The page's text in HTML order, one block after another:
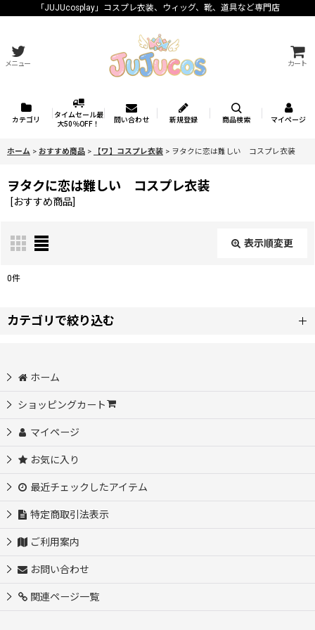
「JUJUcosplay」コスプレ衣装、ウィッグ、靴、道具など専門店
メニュー カート
カテゴリ
タイムセール最
大50％OFF！
問い合わせ 新規登録 商品検索 マイページ
ホーム > おすすめ商品 > 【ワ】コスプレ衣装 > ヲタクに恋は難しい コスプレ衣装
ヲタクに恋は難しい コスプレ衣装
[おすすめ商品]
表示順変更
0件
カテゴリで絞り込む
ヲタクに恋は難しい コスプレ衣装
ヴァロラント（VALORANT） コスプレ衣装
WIND BREAKER（ウィンドブレイカー） コスプレ衣装
Wake Up, Girls! コスプレ衣装
ホーム
ショッピングカート
マイページ
お気に入り
最近チェックしたアイテム
特定商取引法表示
ご利用案内
お問い合わせ
関連ページ一覧